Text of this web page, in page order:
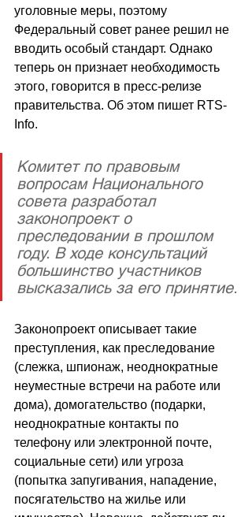
уголовные меры, поэтому
Федеральный совет ранее решил не
вводить особый стандарт. Однако
теперь он признает необходимость
этого, говорится в пресс-релизе
правительства. Об этом пишет RTS-
Info.
Комитет по правовым
вопросам Национального
совета разработал
законопроект о
преследовании в прошлом
году. В ходе консультаций
большинство участников
высказались за его принятие.
Законопроект описывает такие
преступления, как преследование
(слежка, шпионаж, неоднократные
неуместные встречи на работе или
дома), домогательство (подарки,
неоднократные контакты по
телефону или электронной почте,
социальные сети) или угроза
(попытка запугивания, нападение,
посягательство на жилье или